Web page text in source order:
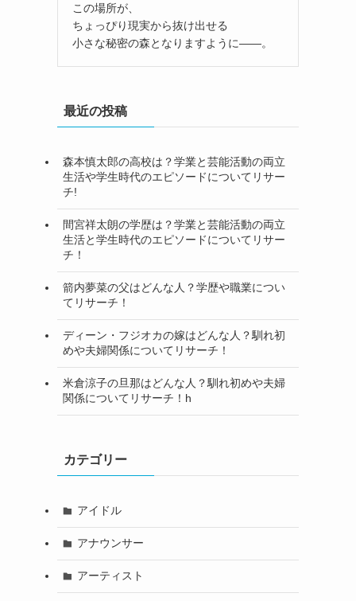
この場所が、
ちょっぴり現実から抜け出せる
小さな秘密の森となりますように——。
最近の投稿
森本慎太郎の高校は？学業と芸能活動の両立
生活や学生時代のエピソードについてリサー
チ!
間宮祥太朗の学歴は？学業と芸能活動の両立
生活と学生時代のエピソードについてリサー
チ！
箭内夢菜の父はどんな人？学歴や職業につい
てリサーチ！
ディーン・フジオカの嫁はどんな人？馴れ初
めや夫婦関係についてリサーチ！
米倉涼子の旦那はどんな人？馴れ初めや夫婦
関係についてリサーチ！h
カテゴリー
アイドル
アナウンサー
アーティスト